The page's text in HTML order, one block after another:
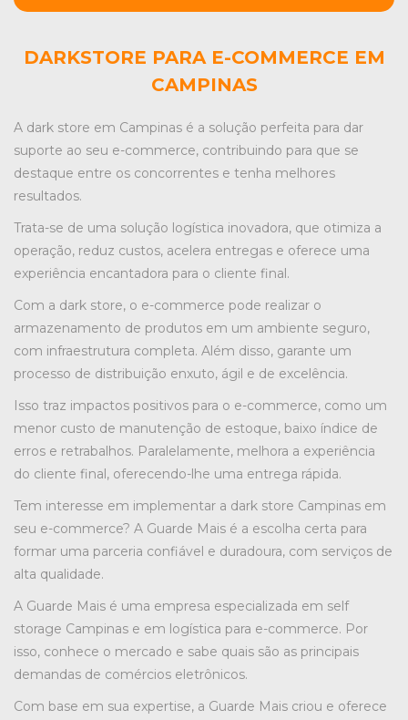
DARKSTORE PARA E-COMMERCE EM
CAMPINAS
A dark store em Campinas é a solução perfeita para dar
suporte ao seu e-commerce, contribuindo para que se
destaque entre os concorrentes e tenha melhores
resultados.
Trata-se de uma solução logística inovadora, que otimiza a
operação, reduz custos, acelera entregas e oferece uma
experiência encantadora para o cliente final.
Com a dark store, o e-commerce pode realizar o
armazenamento de produtos em um ambiente seguro,
com infraestrutura completa. Além disso, garante um
processo de distribuição enxuto, ágil e de excelência.
Isso traz impactos positivos para o e-commerce, como um
menor custo de manutenção de estoque, baixo índice de
erros e retrabalhos. Paralelamente, melhora a experiência
do cliente final, oferecendo-lhe uma entrega rápida.
Tem interesse em implementar a dark store Campinas em
seu e-commerce? A Guarde Mais é a escolha certa para
formar uma parceria confiável e duradoura, com serviços de
alta qualidade.
A Guarde Mais é uma empresa especializada em self
storage Campinas e em logística para e-commerce. Por
isso, conhece o mercado e sabe quais são as principais
demandas de comércios eletrônicos.
Com base em sua expertise, a Guarde Mais criou e oferece